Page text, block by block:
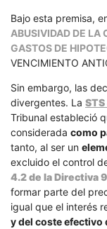
Bajo esta premisa,
ABUSIVIDAD DE LA
GASTOS DE
VENCIMIENTO
Sin embargo, las
divergentes. La
Tribunal estableció
considerada como
tanto, al ser un
excluido el control
4.2 de la Directiva
formar parte del
igual que el interés
y del coste efectivo